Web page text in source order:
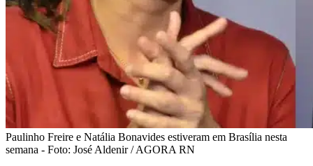
Paulinho Freire e Natália Bonavides estiveram em Brasília nesta
semana - Foto: José Aldenir / AGORA RN